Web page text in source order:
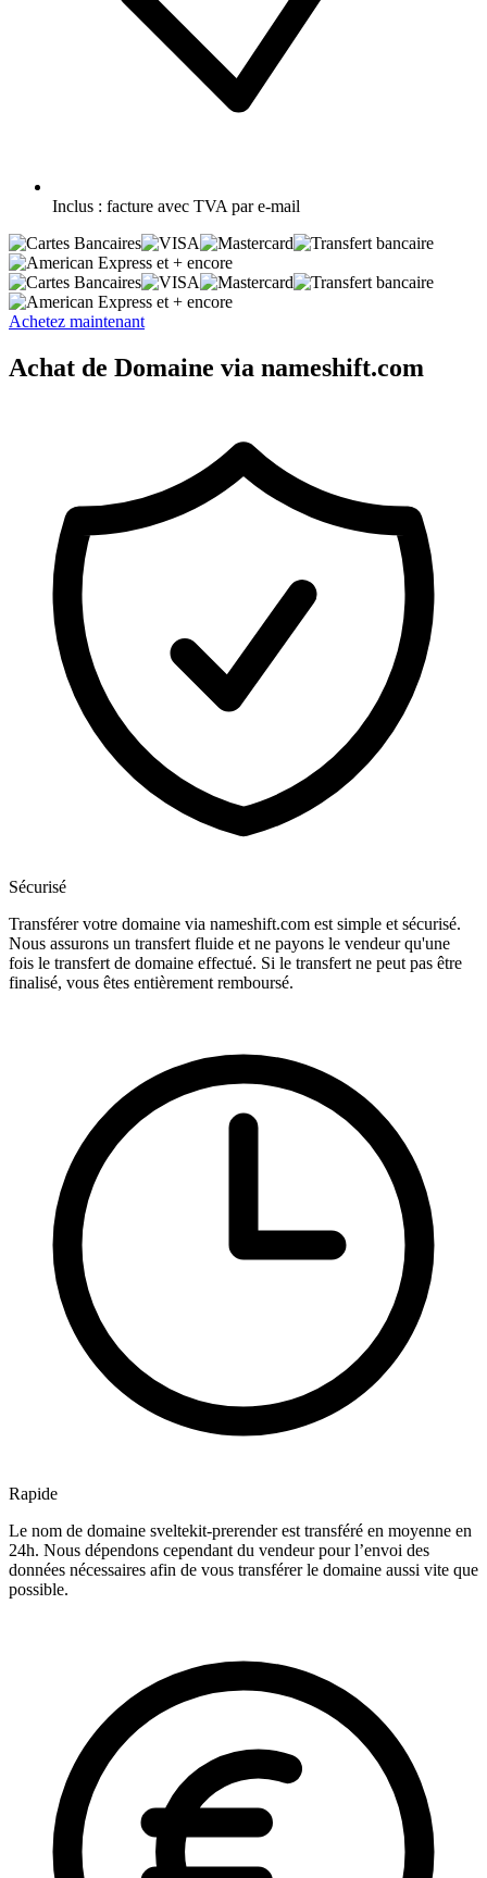
Inclus : facture avec TVA par e-mail
et + encore
et + encore
Achetez maintenant
Achat de Domaine via nameshift.com
Sécurisé
Transférer votre domaine via nameshift.com est simple et sécurisé.
Nous assurons un transfert fluide et ne payons le vendeur qu'une
fois le transfert de domaine effectué. Si le transfert ne peut pas être
finalisé, vous êtes entièrement remboursé.
Rapide
Le nom de domaine sveltekit-prerender est transféré en moyenne en
24h. Nous dépendons cependant du vendeur pour l’envoi des
données nécessaires afin de vous transférer le domaine aussi vite que
possible.